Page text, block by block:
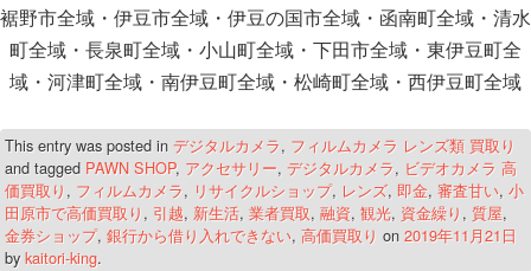
裾野市全域・伊豆市全域・伊豆の国市全域・函南町全域・清水
町全域・長泉町全域・小山町全域・下田市全域・東伊豆町全
域・河津町全域・南伊豆町全域・松崎町全域・西伊豆町全域
This entry was posted in デジタルカメラ, フィルムカメラ レンズ類 買取り
and tagged PAWN SHOP, アクセサリー, デジタルカメラ, ビデオカメラ 高
価買取り , フィルムカメラ, リサイクルショップ, レンズ, 即金, 審査甘い, 小
田原市で高価買取り , 引越, 新生活, 業者買取, 融資, 観光, 資金繰り , 質屋,
金券ショップ, 銀行から借り入れできない, 高価買取り on 2019年11月21日
bykaitori-king.